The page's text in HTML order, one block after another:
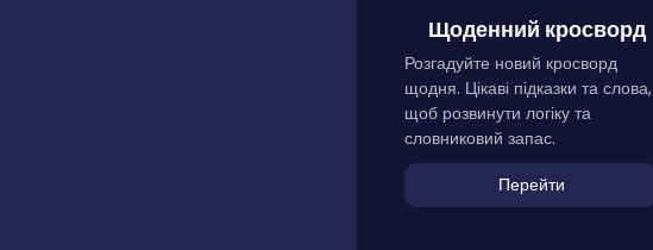
Щоденний кросворд
Розгадуйте новий кросворд
щодня. Цікаві підказки та слова,
щоб розвинути логіку та
словниковий запас.
Перейти